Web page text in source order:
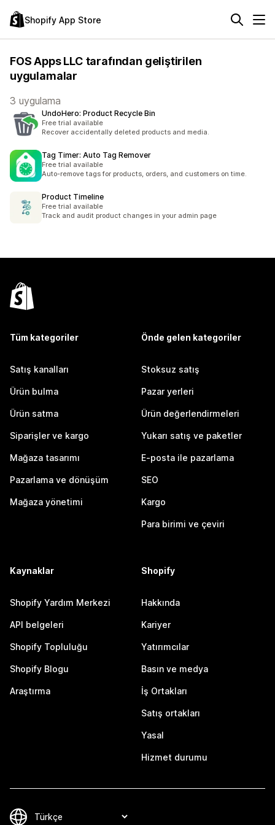
Shopify App Store
FOS Apps LLC tarafından geliştirilen
uygulamalar
3 uygulama
UndoHero: Product Recycle Bin
Free trial available
Recover accidentally deleted products and media.
Tag Timer: Auto Tag Remover
Free trial available
Auto-remove tags for products, orders, and customers on time.
Product Timeline
Free trial available
Track and audit product changes in your admin page
Tüm kategoriler
Satış kanalları
Ürün bulma
Ürün satma
Siparişler ve kargo
Mağaza tasarımı
Pazarlama ve dönüşüm
Mağaza yönetimi
Önde gelen kategoriler
Stoksuz satış
Pazar yerleri
Ürün değerlendirmeleri
Yukarı satış ve paketler
E-posta ile pazarlama
SEO
Kargo
Para birimi ve çeviri
Kaynaklar
Shopify Yardım Merkezi
API belgeleri
Shopify Topluluğu
Shopify Blogu
Araştırma
Shopify
Hakkında
Kariyer
Yatırımcılar
Basın ve medya
İş Ortakları
Satış ortakları
Yasal
Hizmet durumu